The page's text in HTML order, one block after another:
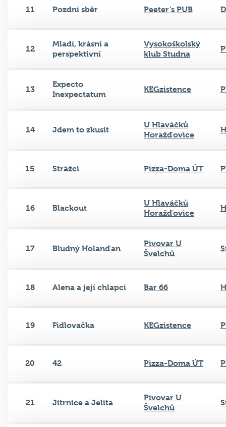
11 Pozdní sběr Peeter’s PUB
12
Mladí, krásní a
perspektivní
Vysokoškolský
klub Studna
13
Expecto
Inexpectatum
KEGzistence
14 Jdem to zkusit
U Hlaváčků
Horažďovice
15 Strážci Pizza-Doma ÚT
16 Blackout
U Hlaváčků
Horažďovice
17 Bludný Holanďan
Pivovar U
Švelchů
18 Alena a její chlapci Bar 66
19 Fidlovačka KEGzistence
20 42 Pizza-Doma ÚT
21 Jitrnice a Jelita
Pivovar U
Švelchů